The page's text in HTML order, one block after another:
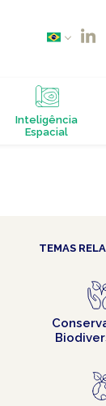
Inteligência
Espacial
TEMAS